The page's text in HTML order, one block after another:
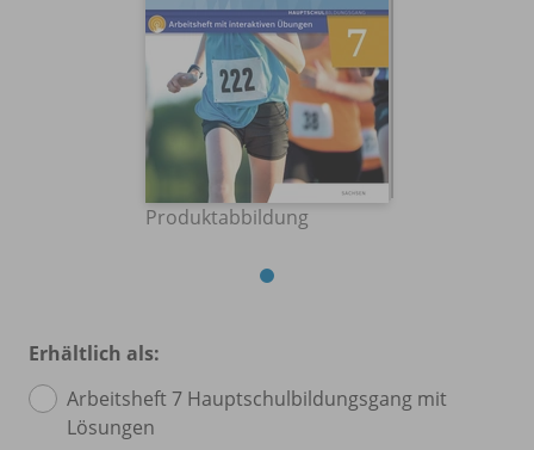
Produktabbildung
Erhältlich als:
Arbeitsheft 7 Hauptschulbildungsgang mit
Lösungen